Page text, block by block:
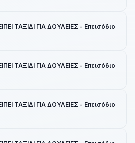
ΤΑΞΙΔΙ ΓΙΑ ΔΟΥΛΕΙΕΣ - Επεισόδιο
ΤΑΞΙΔΙ ΓΙΑ ΔΟΥΛΕΙΕΣ - Επεισόδιο
ΤΑΞΙΔΙ ΓΙΑ ΔΟΥΛΕΙΕΣ - Επεισόδιο